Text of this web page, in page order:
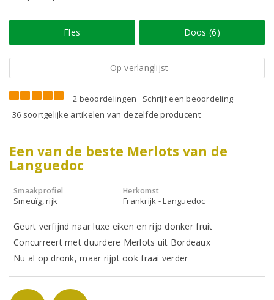
Fles Doos (6)
Op verlanglijst
2 beoordelingen
Schrijf een beoordeling
36 soortgelijke artikelen van dezelfde producent
Een van de beste Merlots van de
Languedoc
Smaakprofiel
Smeuïg, rijk
Herkomst
Frankrijk - Languedoc
Geurt verfijnd naar luxe eiken en rijp donker fruit
Concurreert met duurdere Merlots uit Bordeaux
Nu al op dronk, maar rijpt ook fraai verder